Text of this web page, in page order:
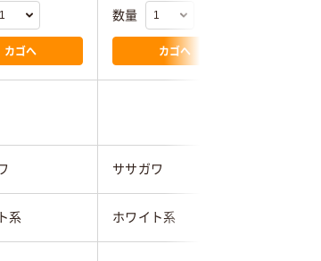
カゴへ
数量
カゴへ
ササガワ
系 ホワイト系